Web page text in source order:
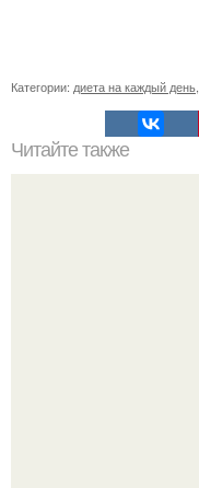
Категории: диета на каждый день,
Читайте также